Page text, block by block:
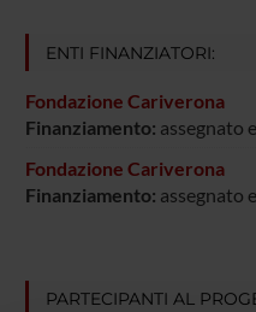
ENTI FINANZIATORI:
Fondazione Cariverona
Finanziamento: assegnato
Fondazione Cariverona
Finanziamento: assegnato
PARTECIPANTI AL